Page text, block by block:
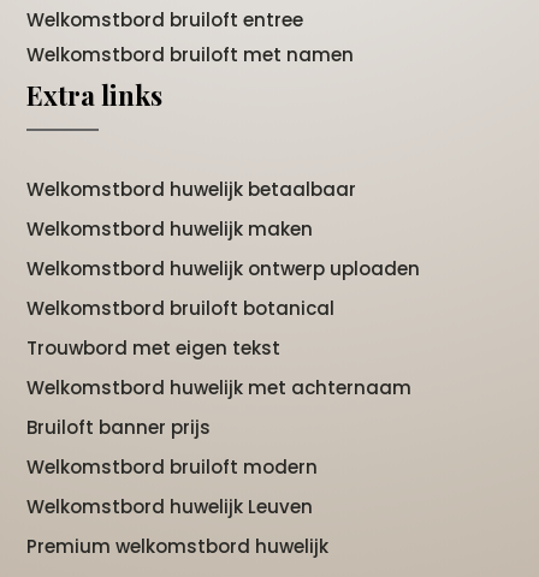
Welkomstbord bruiloft entree
Welkomstbord bruiloft met namen
Extra links
Welkomstbord huwelijk betaalbaar
Welkomstbord huwelijk maken
Welkomstbord huwelijk ontwerp uploaden
Welkomstbord bruiloft botanical
Trouwbord met eigen tekst
Welkomstbord huwelijk met achternaam
Bruiloft banner prijs
Welkomstbord bruiloft modern
Welkomstbord huwelijk Leuven
Premium welkomstbord huwelijk